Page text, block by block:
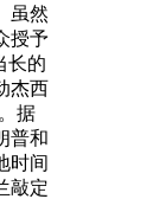
虽然
授予
长的
杰西
据
普和
时间
敲定